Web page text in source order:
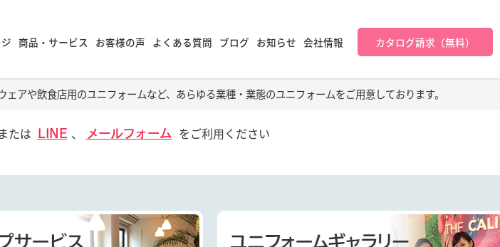
商品・サービス お客様の声 よくある質問 ブログ お知らせ 会社情報 カタログ請求（無料）
アや飲食店用のユニフォームなど、あらゆる業種・業態のユニフォームをご用意しております。
または LINE 、 メールフォーム をご利用ください